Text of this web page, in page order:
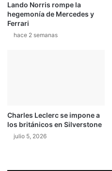
Lando Norris rompe la
hegemonía de Mercedes y
Ferrari
hace 2 semanas
Charles Leclerc se impone a
los británicos en Silverstone
julio 5, 2026